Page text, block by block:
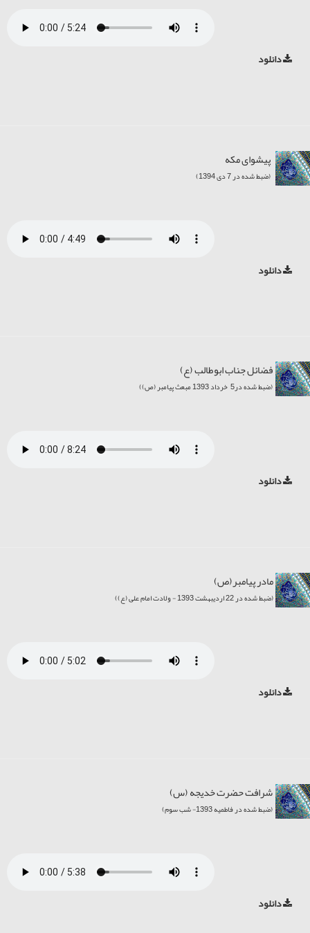
دانلود
پیشوای مکه
(ضبط شده در 7 دی 1394)
دانلود
فضائل جناب ابوطالب (ع)
(ضبط شده در5 خرداد 1393 مبعث پیامبر (ص))
دانلود
مادر پیامبر(ص)
(ضبط شده در 22 اردیبهشت 1393 - ولادت امام علی (ع))
دانلود
شرافت حضرت خديجه (س)
(ضبط شده در فاطمیه 1393- شب سوم)
دانلود